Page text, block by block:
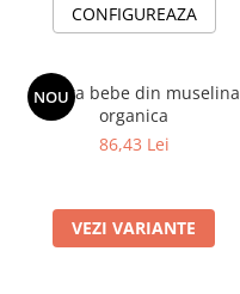
Botosei
Fulare si esarfe
Prosoape
Perii de par bebe
CONFIGUREAZA
NOU
Boneta bebe din muselina
organica
86,43 Lei
VEZI VARIANTE